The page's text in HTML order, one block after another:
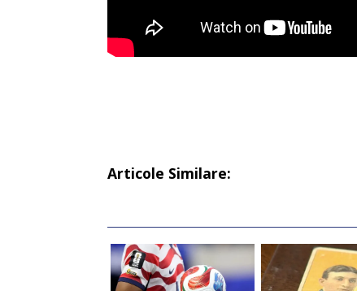
Articole Similare: